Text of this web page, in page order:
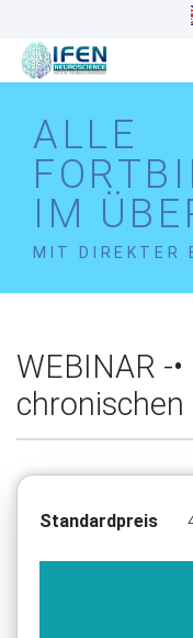
ALLE
IM
MIT DIREKTER
WEBINAR -
Standardpreis